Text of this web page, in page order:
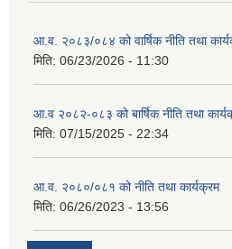
आ.व. २०८३/०८४ को वार्षिक नीति तथा
मिति: 06/23/2026 - 11:30
आ.व २०८२-०८३ को बार्षिक नीति तथा
मिति: 07/15/2025 - 22:34
आ.व. २०८०/०८१ को नीति तथा कार्यक्रम
मिति: 06/26/2023 - 13:56